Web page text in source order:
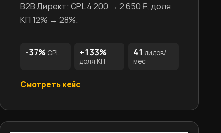
B2B Директ: CPL 4 200 → 2 650 ₽, доля
КП 12% → 28%.
-37% CPL +133%
доля КП
41 лидов/
мес
Смотреть кейс